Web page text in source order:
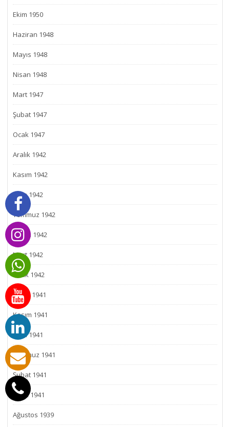
Ekim 1950
Haziran 1948
Mayıs 1948
Nisan 1948
Mart 1947
Şubat 1947
Ocak 1947
Aralık 1942
Kasım 1942
Ekim 1942
Temmuz 1942
Mayıs 1942
Mart 1942
Ocak 1942
Aralık 1941
Kasım 1941
Eylül 1941
Temmuz 1941
Şubat 1941
Ocak 1941
Ağustos 1939